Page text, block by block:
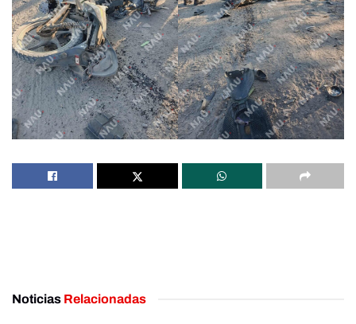
Noticias Relacionadas